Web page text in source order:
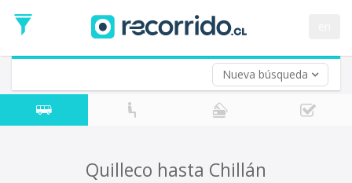
Nueva búsqueda
de
Ida
Vuelta (opcional)
Fecha
de
Quilleco hasta Chillán